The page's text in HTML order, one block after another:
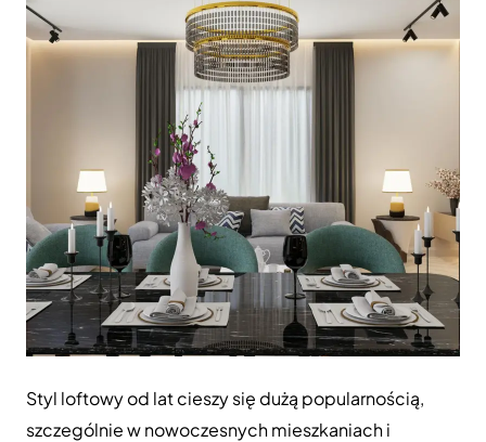
Styl loftowy od lat cieszy się dużą popularnością,
szczególnie w nowoczesnych mieszkaniach i